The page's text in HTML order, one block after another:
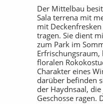
Der Mittelbau
Sala terrena mit
mit
tragen. Sie dient
zum Park im
floralen
Charakter eines
darüber befinden
der Haydnsaal,
Geschosse ragen.